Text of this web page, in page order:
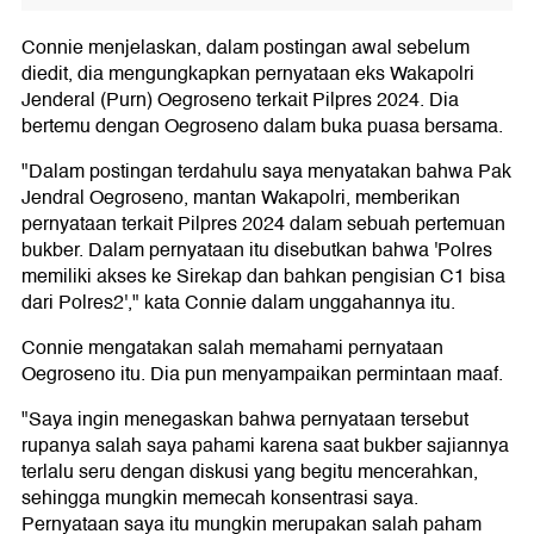
Connie menjelaskan, dalam postingan awal sebelum
diedit, dia mengungkapkan pernyataan eks Wakapolri
Jenderal (Purn) Oegroseno terkait Pilpres 2024. Dia
bertemu dengan Oegroseno dalam buka puasa bersama.
"Dalam postingan terdahulu saya menyatakan bahwa Pak
Jendral Oegroseno, mantan Wakapolri, memberikan
pernyataan terkait Pilpres 2024 dalam sebuah pertemuan
bukber. Dalam pernyataan itu disebutkan bahwa 'Polres
memiliki akses ke Sirekap dan bahkan pengisian C1 bisa
dari Polres2'," kata Connie dalam unggahannya itu.
Connie mengatakan salah memahami pernyataan
Oegroseno itu. Dia pun menyampaikan permintaan maaf.
"Saya ingin menegaskan bahwa pernyataan tersebut
rupanya salah saya pahami karena saat bukber sajiannya
terlalu seru dengan diskusi yang begitu mencerahkan,
sehingga mungkin memecah konsentrasi saya.
Pernyataan saya itu mungkin merupakan salah paham